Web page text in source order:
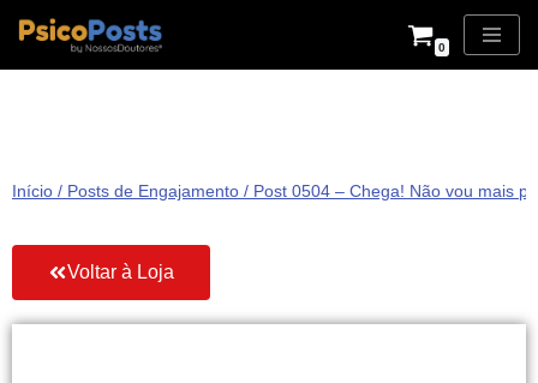
Pular
0
Início / Posts de Engajamento / Post 0504 – Chega! Não vou mais
Voltar à Loja